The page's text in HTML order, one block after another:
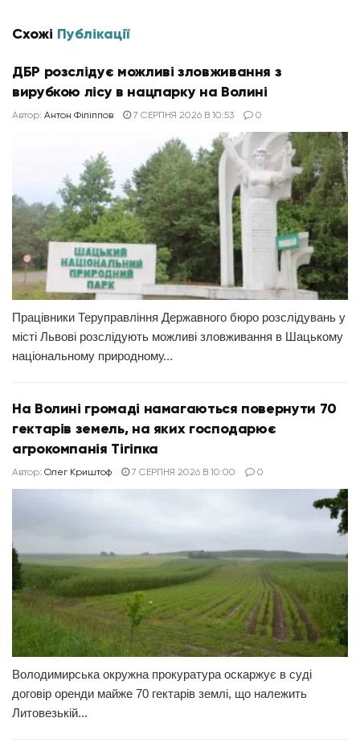
Схожі Публікації
ДБР розслідує можливі зловживання з
вирубкою лісу в нацпарку на Волині
Автор: Антон Філіппов 7 СЕРПНЯ 2026 В 10:53 0
Працівники Теруправління Державного бюро розслідувань у
місті Львові розслідують можливі зловживання в Шацькому
національному природному...
На Волині громаді намагаються повернути 70
гектарів земель, на яких господарює
агрокомпанія Тігіпка
Автор: Олег Криштоф 7 СЕРПНЯ 2026 В 10:00 0
Володимирська окружна прокуратура оскаржує в суді
договір оренди майже 70 гектарів землі, що належить
Литовезькій...